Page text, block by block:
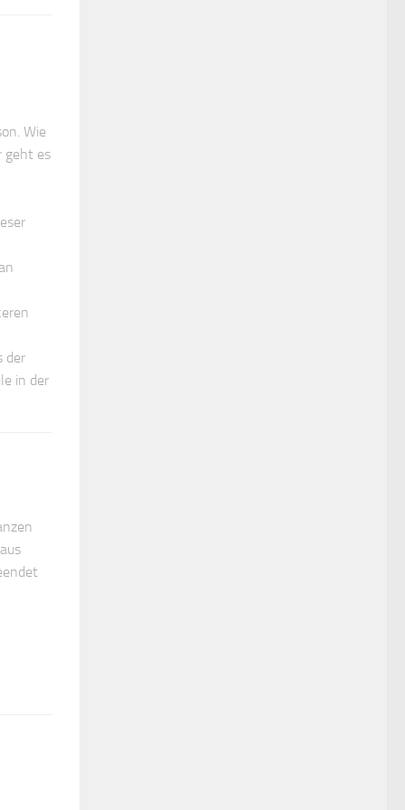
Wie
geht es
der
in der